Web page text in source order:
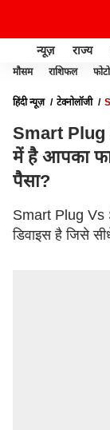
न्यूज़ राज्य
मौसम राशिफल
हिंदी न्यूज़ टेक्नोलॉजी
Smart Plug
में है आपका
पैसा?
Smart Plug Vs
डिवाइस है जिसे